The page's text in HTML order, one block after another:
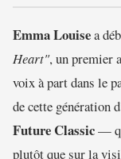
Emma Louisea
Heart", un premier
voix à part dans le
de cette génération
Future Classic—
plutôt que sur la